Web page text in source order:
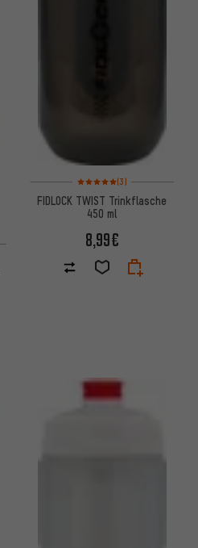
auf 1 Bewertungen
Bewertungen: 5 von 5
(3)
FIDLOCK TWIST Trinkflasche
450 ml
8,99€